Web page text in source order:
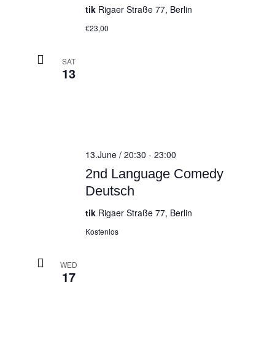
tik Rigaer Straße 77, Berlin
€23,00
SAT
13
2nd Language Comedy
Deutsch
13.June / 20:30 - 23:00
tik Rigaer Straße 77, Berlin
Kostenlos
WED
17